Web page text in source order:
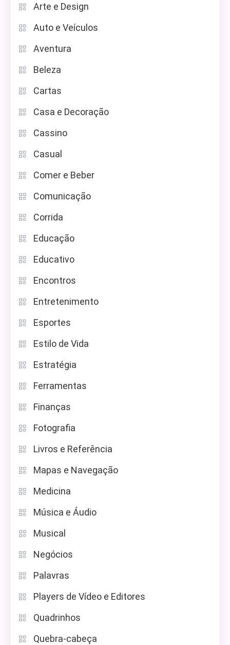
Arte e Design
Auto e Veículos
Aventura
Beleza
Cartas
Casa e Decoração
Cassino
Casual
Comer e Beber
Comunicação
Corrida
Educação
Educativo
Encontros
Entretenimento
Esportes
Estilo de Vida
Estratégia
Ferramentas
Finanças
Fotografia
Livros e Referência
Mapas e Navegação
Medicina
Música e Áudio
Musical
Negócios
Palavras
Players de Vídeo e Editores
Quadrinhos
Quebra-cabeça